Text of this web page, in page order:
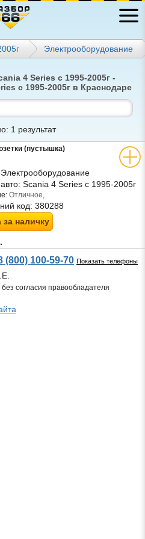
Электрооборудование
4 Series с 1995-2005г -
с 1995-2005г в Краснодаре
1 результат
(пустышка)
Электрооборудование
Scania 4 Series с 1995-2005г
Отличное,
код: 380288
за наличку
(800) 100-59-70 Показать телефоны
согласия правообладателя